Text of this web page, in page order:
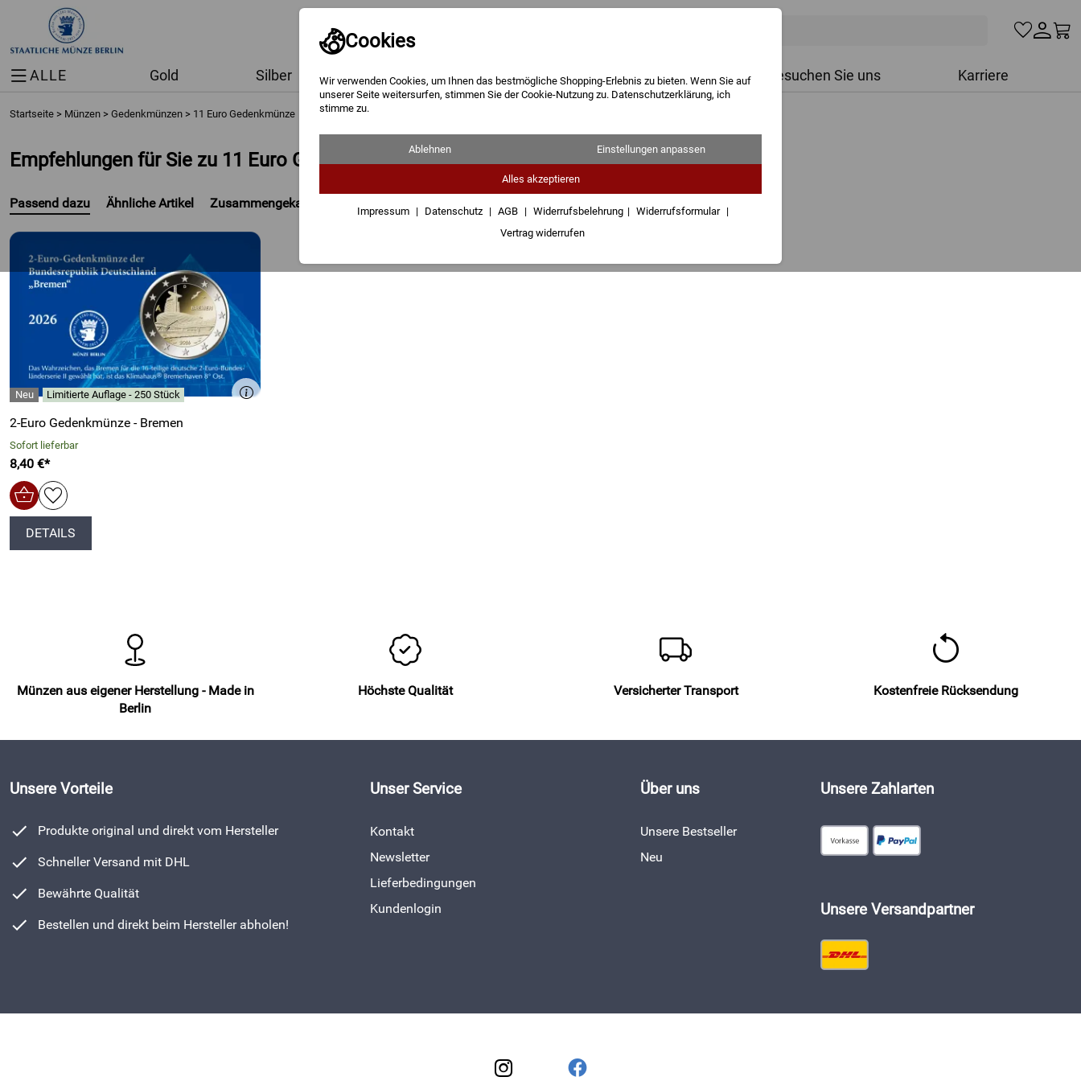
Cookies
Wir verwenden Cookies, um Ihnen das bestmögliche Shopping-Erlebnis zu bieten. Wenn Sie auf
unserer Seite weitersurfen, stimmen Sie der Cookie-Nutzung zu. Datenschutzerklärung, ich
stimme zu.
Ablehnen Einstellungen anpassen
Alles akzeptieren
Impressum Datenschutz AGB Widerrufsbelehrung
Widerrufsformular
Vertrag widerrufen
ALLE Gold Silber Barren Münzen Geschenke Besuchen Sie uns Karriere
Startseite > Münzen > Gedenkmünzen > 11 Euro Gedenkmünze
Empfehlungen für Sie zu 11 Euro Gedenkmünze
Passend dazu
Limitierte Auflage - 250 Stück
2-Euro Gedenkmünze - Bremen
Sofort lieferbar
8,40 €*
DETAILS
Ähnliche Artikel Zusammengekauft mit
Münzen aus eigener Herstellung - Made in
Berlin
Höchste Qualität Versicherter Transport Kostenfreie Rücksendung
Unsere Vorteile
Produkte original und direkt vom Hersteller
Schneller Versand mit DHL
Bewährte Qualität
Bestellen und direkt beim Hersteller abholen!
Unser Service
Kontakt
Newsletter
Lieferbedingungen
Kundenlogin
Über uns
Unsere Bestseller
Neu
Unsere Zahlarten
Unsere Versandpartner